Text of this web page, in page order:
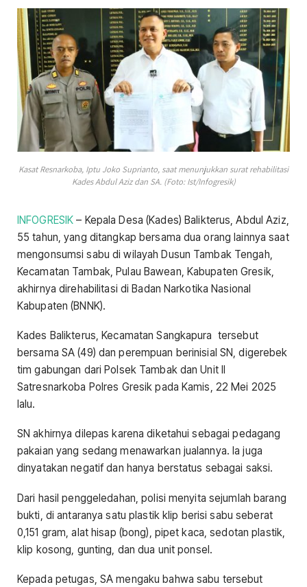
Kasat Resnarkoba, Iptu Joko Suprianto, saat menunjukkan surat rehabilitasi
Kades Abdul Aziz dan SA. (Foto: Ist/Infogresik)
INFOGRESIK – Kepala Desa (Kades) Balikterus, Abdul Aziz,
55 tahun, yang ditangkap bersama dua orang lainnya saat
mengonsumsi sabu di wilayah Dusun Tambak Tengah,
Kecamatan Tambak, Pulau Bawean, Kabupaten Gresik,
akhirnya direhabilitasi di Badan Narkotika Nasional
Kabupaten (BNNK).
Kades Balikterus, Kecamatan Sangkapura tersebut
bersama SA (49) dan perempuan berinisial SN, digerebek
tim gabungan dari Polsek Tambak dan Unit II
Satresnarkoba Polres Gresik pada Kamis, 22 Mei 2025
lalu.
SN akhirnya dilepas karena diketahui sebagai pedagang
pakaian yang sedang menawarkan jualannya. Ia juga
dinyatakan negatif dan hanya berstatus sebagai saksi.
Dari hasil penggeledahan, polisi menyita sejumlah barang
bukti, di antaranya satu plastik klip berisi sabu seberat
0,151 gram, alat hisap (bong), pipet kaca, sedotan plastik,
klip kosong, gunting, dan dua unit ponsel.
Kepada petugas, SA mengaku bahwa sabu tersebut